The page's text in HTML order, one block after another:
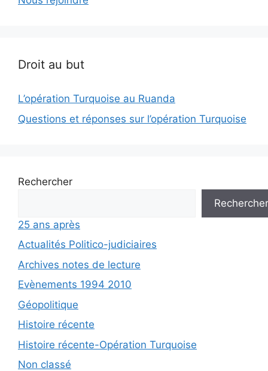
Droit au but
L’opération Turquoise au Ruanda
Questions et réponses sur l’opération Turquoise
Rechercher
Rechercher
25 ans après
Actualités Politico-judiciaires
Archives notes de lecture
Evènements 1994 2010
Géopolitique
Histoire récente
Histoire récente-Opération Turquoise
Non classé